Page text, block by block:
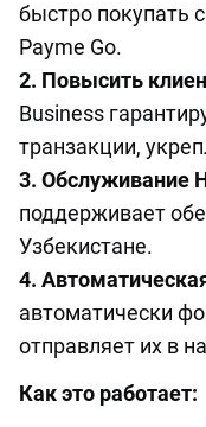
быстро покупать
Payme Go.
2. Повысить
Business
транзакции,
3. Обслуживание
поддерживает
Узбекистане.
4.
автоматически
отправляет их в
Как это работает: